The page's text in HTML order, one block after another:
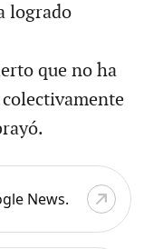
logrado
que no ha
News.